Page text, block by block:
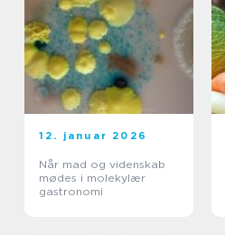
12. januar 2026
Når mad og videnskab
mødes i molekylær
gastronomi